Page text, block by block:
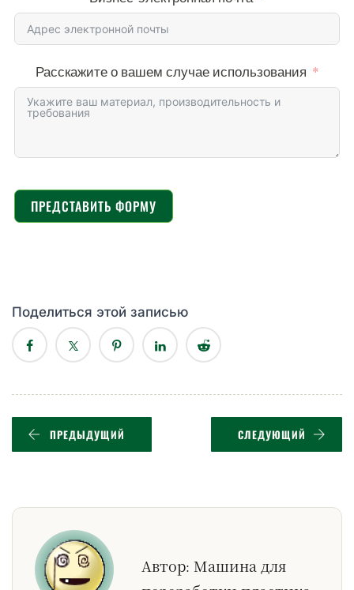
Расскажите о вашем случае использования
ПРЕДСТАВИТЬ ФОРМУ
Поделиться этой записью
ПРЕДЫДУЩИЙ СЛЕДУЮЩИЙ
Автор: Машина для